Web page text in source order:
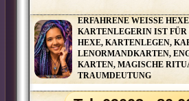
ERFAHRENE WEISSE
KARTENLEGERIN IST FÜR
HEXE, KARTENLEGEN,
LENORMANDKARTEN,
KARTEN, MAGISCHE
TRAUMDEUTUNG